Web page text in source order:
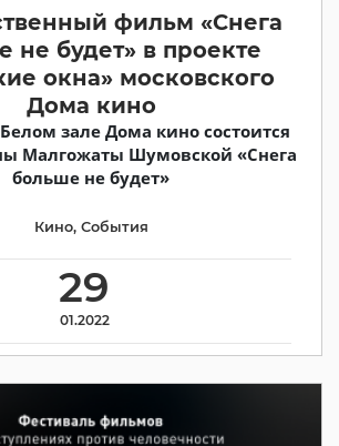
фильм «Снега
не будет» в проекте
окна» московского
Дома кино
зале Дома кино состоится
Малгожаты Шумовской «Снега
больше не будет»
29
01.2022
Кино, События